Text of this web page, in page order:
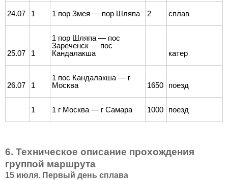
24.07 1 1 пор Змея — пор Шляпа 2 сплав
25.07 1
1 пор Шляпа — пос
Зареченск — пос
Кандалакша
катер
26.07 1
1 пос Кандалакша — г
Москва
1650 поезд
1 1 г Москва — г Самара 1000 поезд
6. Техническое описание прохождения
группой маршрута
15 июля. Первый день сплава